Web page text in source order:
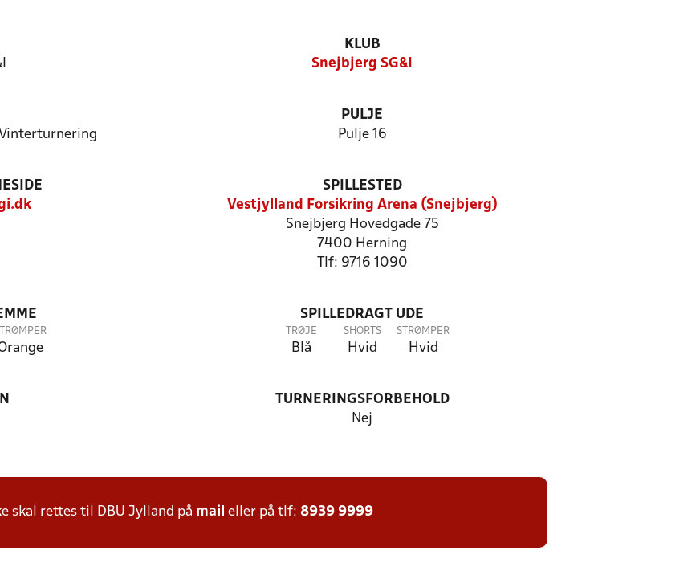
KLUB
Snejbjerg SG&I
Vinterturnering
PULJE
Pulje 16
SPILLESTED
Vestjylland Forsikring Arena (Snejbjerg)
Snejbjerg Hovedgade 75
7400 Herning
Tlf: 9716 1090
SPILLEDRAGT UDE
TRØJE
Blå
SHORTS
Hvid
STRØMPER
Hvid
TURNERINGSFORBEHOLD
Nej
skal rettes til DBU Jylland på mail eller på tlf: 8939 9999